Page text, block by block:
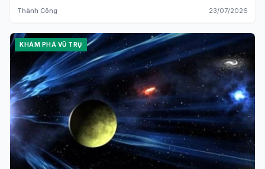
Thành Công 23/07/2026
KHÁM PHÁ VŨ TRỤ